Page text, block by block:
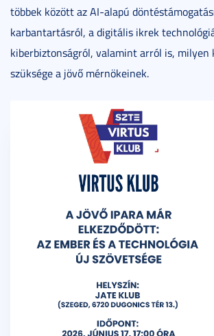
többek között az AI-alapú
karbantartásról, a digitális ikrek
kiberbiztonságról, valamint arról is, milyen
szüksége a jövő mérnökeinek.